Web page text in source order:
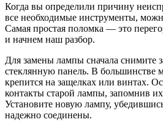
Когда вы определили причину
все необходимые инструменты,
Самая простая поломка — это
и начнем наш разбор.
Для замены лампы сначала снимите
стеклянную панель. В большинстве
крепится на защелках или винтах.
контакты старой лампы, запомнив
Установите новую лампу,
надежно соединены.